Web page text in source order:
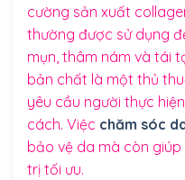
cường sản xuất
thường được sử dụng
mụn, thâm nám và tái
bản chất là một thủ
yêu cầu người thực
cách. Việc chăm sóc
bảo vệ da mà còn
trị tối ưu.